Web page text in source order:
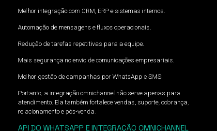
Melhor integração com CRM, ERP e sistemas internos.
Automação de mensagens e fluxos operacionais.
Redução de tarefas repetitivas para a equipe.
Mais segurança no envio de comunicações empresariais.
Melhor gestão de campanhas por WhatsApp e SMS.
Portanto, a integração omnichannel não serve apenas para
atendimento. Ela também fortalece vendas, suporte, cobrança,
relacionamento e pós-venda.
API DO WHATSAPP E INTEGRAÇÃO OMNICHANNEL